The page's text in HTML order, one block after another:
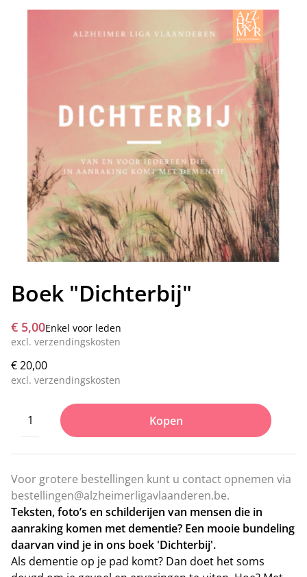
Boek "Dichterbij"
€ 5,00Enkel voor leden
excl. verzendingskosten
€ 20,00
excl. verzendingskosten
Kopen
Voor grotere bestellingen kunt u contact opnemen via
bestellingen@alzheimerligavlaanderen.be.
Teksten, foto’s en schilderijen van mensen die in
aanraking komen met dementie? Een mooie bundeling
daarvan vind je in ons boek 'Dichterbij'.
Als dementie op je pad komt? Dan doet het soms